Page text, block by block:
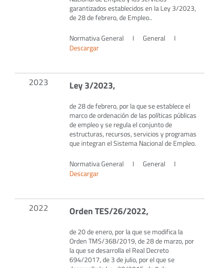
garantizados establecidos en la Ley 3/2023,
de 28 de febrero, de Empleo..
Normativa General
I General
I
Descargar
2023 Ley 3/2023,
de 28 de febrero, por la que se establece el
marco de ordenación de las políticas públicas
de empleo y se regula el conjunto de
estructuras, recursos, servicios y programas
que integran el Sistema Nacional de Empleo.
Normativa General
I General
I
Descargar
2022 Orden TES/26/2022,
de 20 de enero, por la que se modifica la
Orden TMS/368/2019, de 28 de marzo, por
la que se desarrolla el Real Decreto
694/2017, de 3 de julio, por el que se